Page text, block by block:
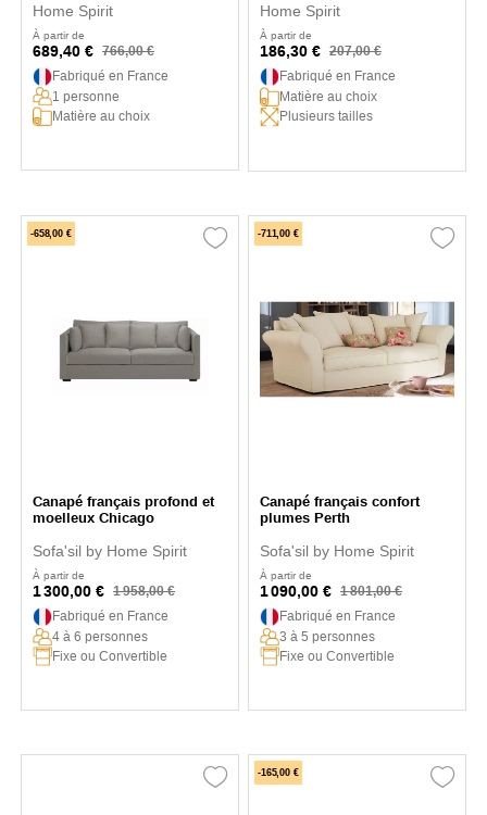
Home Spirit
À partir de
689,40 € 766,00 €
Fabriqué en France
1 personne
Matière au choix
Home Spirit
À partir de
186,30 € 207,00 €
Fabriqué en France
Matière au choix
Plusieurs tailles
-658,00 €
Canapé français profond et
moelleux Chicago
Sofa'sil by Home Spirit
À partir de
1 300,00 € 1 958,00 €
Fabriqué en France
4 à 6 personnes
Fixe ou Convertible
-711,00 €
Canapé français confort
plumes Perth
Sofa'sil by Home Spirit
À partir de
1 090,00 € 1 801,00 €
Fabriqué en France
3 à 5 personnes
Fixe ou Convertible
-165,00 €